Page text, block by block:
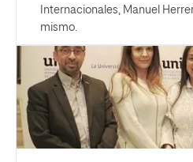
Internacionales, Manuel
mismo.